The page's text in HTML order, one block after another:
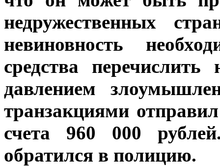
недружественных
невиновность
средства
давлением
транзакциями
счета 960 000
обратился в полицию.